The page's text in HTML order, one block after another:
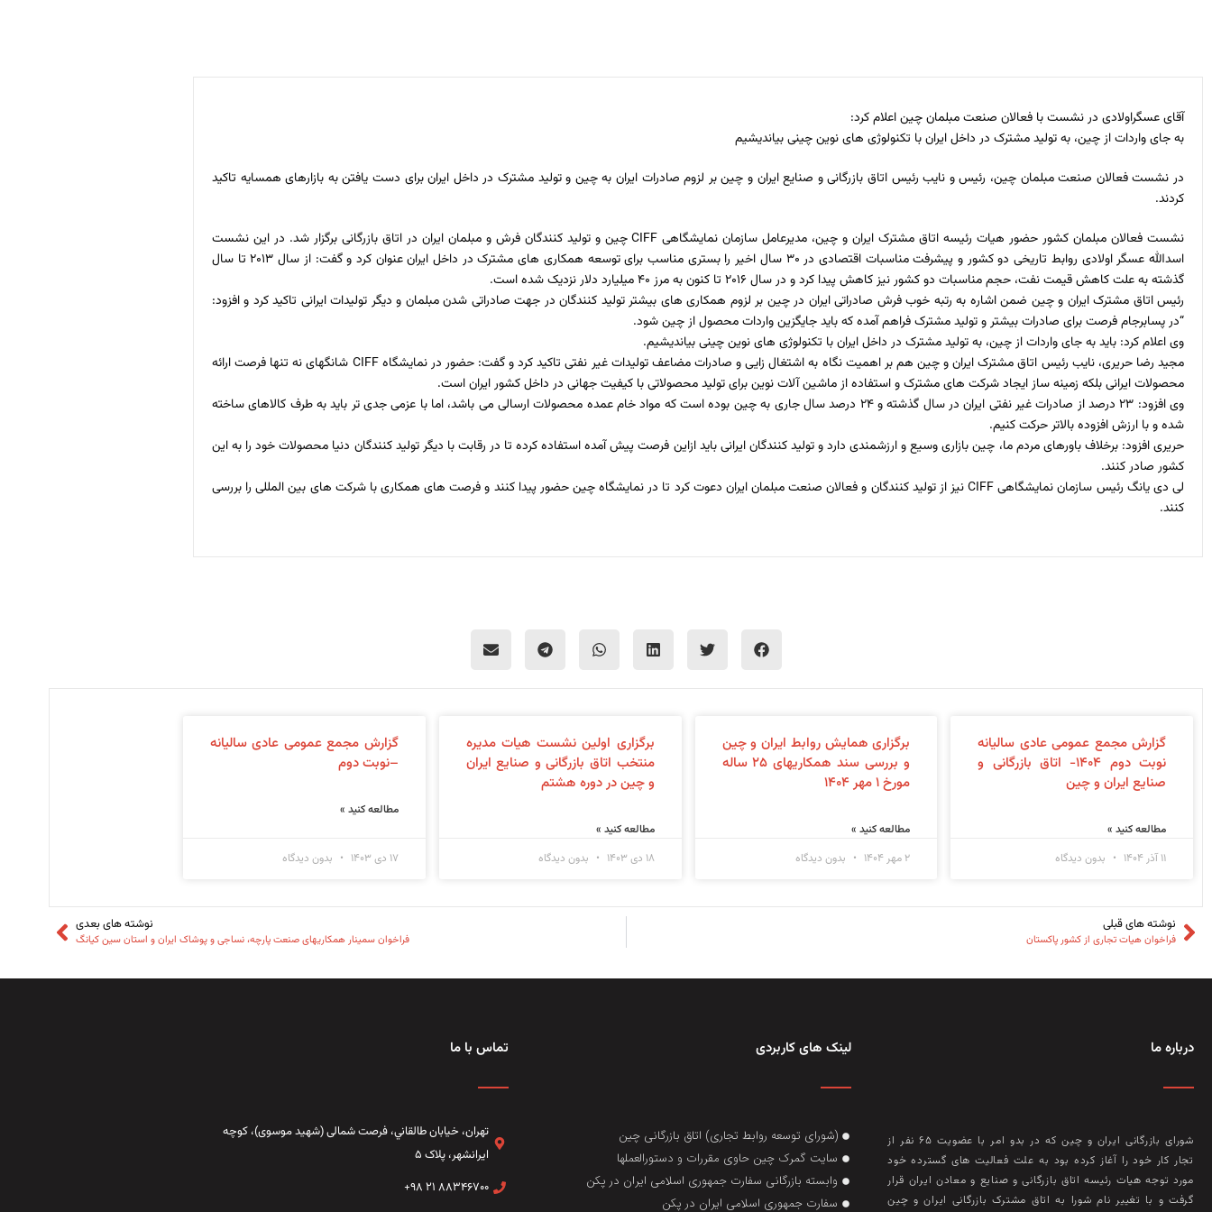
آقای عسگراولادی در نشست با فعالان صنعت مبلمان چین اعلام کرد:
به جای واردات از چین، به تولید مشترک در داخل ایران با تکنولوژی های نوین چینی بیاندیشیم
در نشست فعالان صنعت مبلمان چین، رئیس و نایب رئیس اتاق بازرگانی و صنایع ایران و چین بر لزوم صادرات ایران به چین و تولید مشترک در داخل ایران برای دست یافتن به بازارهای همسایه تاکید
کردند.
نشست فعالان مبلمان کشور حضور هیات رئیسه اتاق مشترک ایران و چین، مدیرعامل سازمان نمایشگاهی CIFF چین و تولید کنندگان فرش و مبلمان ایران در اتاق بازرگانی برگزار شد. در این نشست
اسدالله عسگر اولادی روابط تاریخی دو کشور و پیشرفت مناسبات اقتصادی در ۳۰ سال اخیر را بستری مناسب برای توسعه همکاری های مشترک در داخل ایران عنوان کرد و گفت: از سال ۲۰۱۳ تا سال
گذشته به علت کاهش قیمت نفت، حجم مناسبات دو کشور نیز کاهش پیدا کرد و در سال ۲۰۱۶ تا کنون به مرز ۴۰ میلیارد دلار نزدیک شده است.
رئیس اتاق مشترک ایران و چین ضمن اشاره به رتبه خوب فرش صادراتی ایران در چین بر لزوم همکاری های بیشتر تولید کنندگان در جهت صادراتی شدن مبلمان و دیگر تولیدات ایرانی تاکید کرد و افزود:
“در پسابرجام فرصت برای صادرات بیشتر و تولید مشترک فراهم آمده که باید جایگزین واردات محصول از چین شود.
وی اعلام کرد: باید به جای واردات از چین، به تولید مشترک در داخل ایران با تکنولوژی های نوین چینی بیاندیشیم.
مجید رضا حریری، نایب رئیس اتاق مشترک ایران و چین هم بر اهمیت نگاه به اشتغال زایی و صادرات مضاعف تولیدات غیر نفتی تاکید کرد و گفت: حضور در نمایشگاه CIFF شانگهای نه تنها فرصت ارائه
محصولات ایرانی بلکه زمینه ساز ایجاد شرکت های مشترک و استفاده از ماشین آلات نوین برای تولید محصولاتی با کیفیت جهانی در داخل کشور ایران است.
وی افزود: ۲۳ درصد از صادرات غیر نفتی ایران در سال گذشته و ۲۴ درصد سال جاری به چین بوده است که مواد خام عمده محصولات ارسالی می باشد، اما با عزمی جدی تر باید به طرف کالاهای ساخته
شده و با ارزش افزوده بالاتر حرکت کنیم.
حریری افزود: برخلاف باورهای مردم ما، چین بازاری وسیع و ارزشمندی دارد و تولید کنندگان ایرانی باید ازاین فرصت پیش آمده استفاده کرده تا در رقابت با دیگر تولید کنندگان دنیا محصولات خود را به این
کشور صادر کنند.
لی دی یانگ رئیس سازمان نمایشگاهی CIFF نیز از تولید کنندگان و فعالان صنعت مبلمان ایران دعوت کرد تا در نمایشگاه چین حضور پیدا کنند و فرصت های همکاری با شرکت های بین المللی را بررسی
کنند.
گزارش مجمع عمومی عادی سالیانه
نوبت دوم ۱۴۰۴- اتاق بازرگانی و
صنایع ایران و چین
مطالعه کنید »
۱۱ آذر ۱۴۰۴
بدون دیدگاه
برگزاری همایش روابط ایران و چین
و بررسی سند همکاریهای ۲۵ ساله
مورخ ۱ مهر ۱۴۰۴
مطالعه کنید »
۲ مهر ۱۴۰۴
بدون دیدگاه
برگزاری اولین نشست هیات مدیره
منتخب اتاق بازرگانی و صنایع ایران
و چین در دوره هشتم
مطالعه کنید »
۱۸ دی ۱۴۰۳
بدون دیدگاه
گزارش مجمع عمومی عادی سالیانه
–نوبت دوم
مطالعه کنید »
۱۷ دی ۱۴۰۳ بدون دیدگاه
نوشته های قبلی
فراخوان هیات تجاری از کشور پاکستان
نوشته های بعدی
فراخوان سمینار همکاریهای صنعت پارچه، نساجی و پوشاک ایران و استان سین کیانگ
درباره ما
شورای بازرگانی ایران و چین که در بدو امر با عضويت ۶۵ نفر از
تجار کار خود را آغاز کرده بود به علت فعاليت‌ های گسترده خود
مورد توجه هيات رئيسه اتاق بازرگانی و صنايع و معادن ايران قرار
گرفت و با تغيير نام شورا به اتاق مشترک بازرگانی ايران و چين
لینک های کاربردی
(شورای توسعه روابط تجاری) اتاق بازرگانی چین
سایت گمرک چین حاوی مقررات و دستورالعملها
وابسته بازرگانی سفارت جمهوری اسلامی ایران در پکن
سفارت جمهوری اسلامی ایران در پکن
تماس با ما
تهران، خيابان طالقاني،‌ فرصت شمالی (شهید موسوی)، کوچه
ایرانشهر، پلاک ۵
۸۸۳۴۶۷۰۰ ۲۱ ۹۸+